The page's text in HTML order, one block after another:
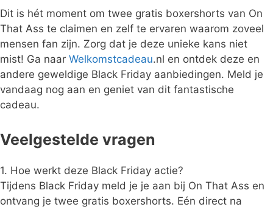
Dit is hét moment om twee gratis boxershorts van On
That Ass te claimen en zelf te ervaren waarom zoveel
mensen fan zijn. Zorg dat je deze unieke kans niet
mist! Ga naar Welkomstcadeau.nl en ontdek deze en
andere geweldige Black Friday aanbiedingen. Meld je
vandaag nog aan en geniet van dit fantastische
cadeau.
Veelgestelde vragen
1. Hoe werkt deze Black Friday actie?
Tijdens Black Friday meld je je aan bij On That Ass en
ontvang je twee gratis boxershorts. Eén direct na